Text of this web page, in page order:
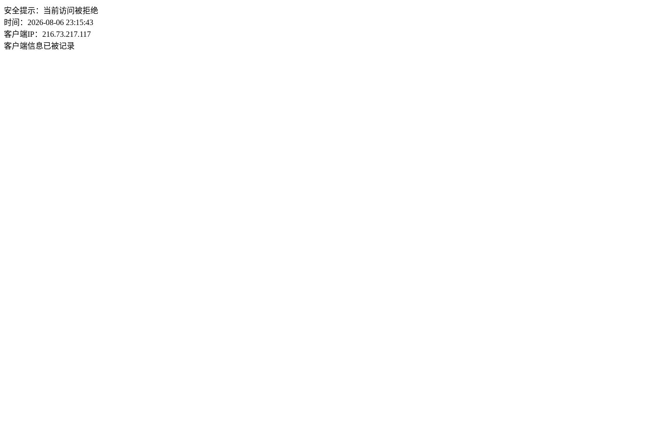
安全提示：当前访问被拒绝
时间：2026-08-06 23:15:43
客户端IP：216.73.217.117
客户端信息已被记录